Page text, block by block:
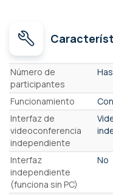
Características
Número de
participantes
Funcionamiento
Interfaz de
videoconferencia
independiente
Interfaz
independiente
(funciona sin PC)
No